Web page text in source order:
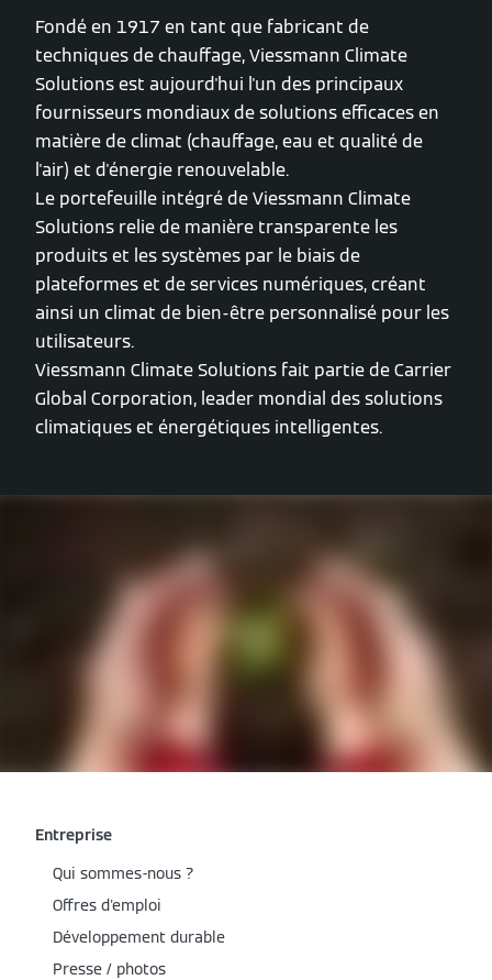
Fondé en 1917 en tant que fabricant de
techniques de chauffage, Viessmann Climate
Solutions est aujourd'hui l'un des principaux
fournisseurs mondiaux de solutions efficaces en
matière de climat (chauffage, eau et qualité de
l'air) et d'énergie renouvelable.
Le portefeuille intégré de Viessmann Climate
Solutions relie de manière transparente les
produits et les systèmes par le biais de
plateformes et de services numériques, créant
ainsi un climat de bien-être personnalisé pour les
utilisateurs.
Viessmann Climate Solutions fait partie de Carrier
Global Corporation, leader mondial des solutions
climatiques et énergétiques intelligentes.
Entreprise
Qui sommes-nous ?
Offres d'emploi
Développement durable
Presse / photos